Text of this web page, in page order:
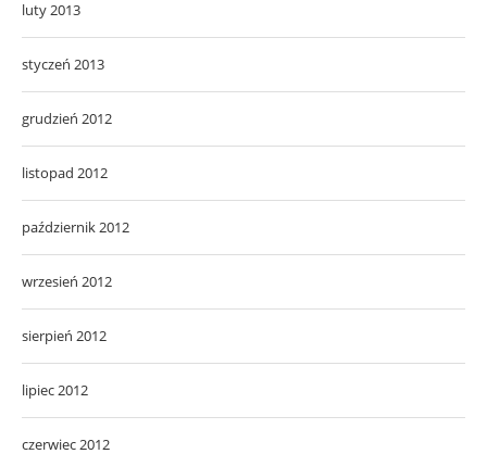
luty 2013
styczeń 2013
grudzień 2012
listopad 2012
październik 2012
wrzesień 2012
sierpień 2012
lipiec 2012
czerwiec 2012